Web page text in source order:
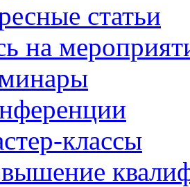
статьи
на
классы